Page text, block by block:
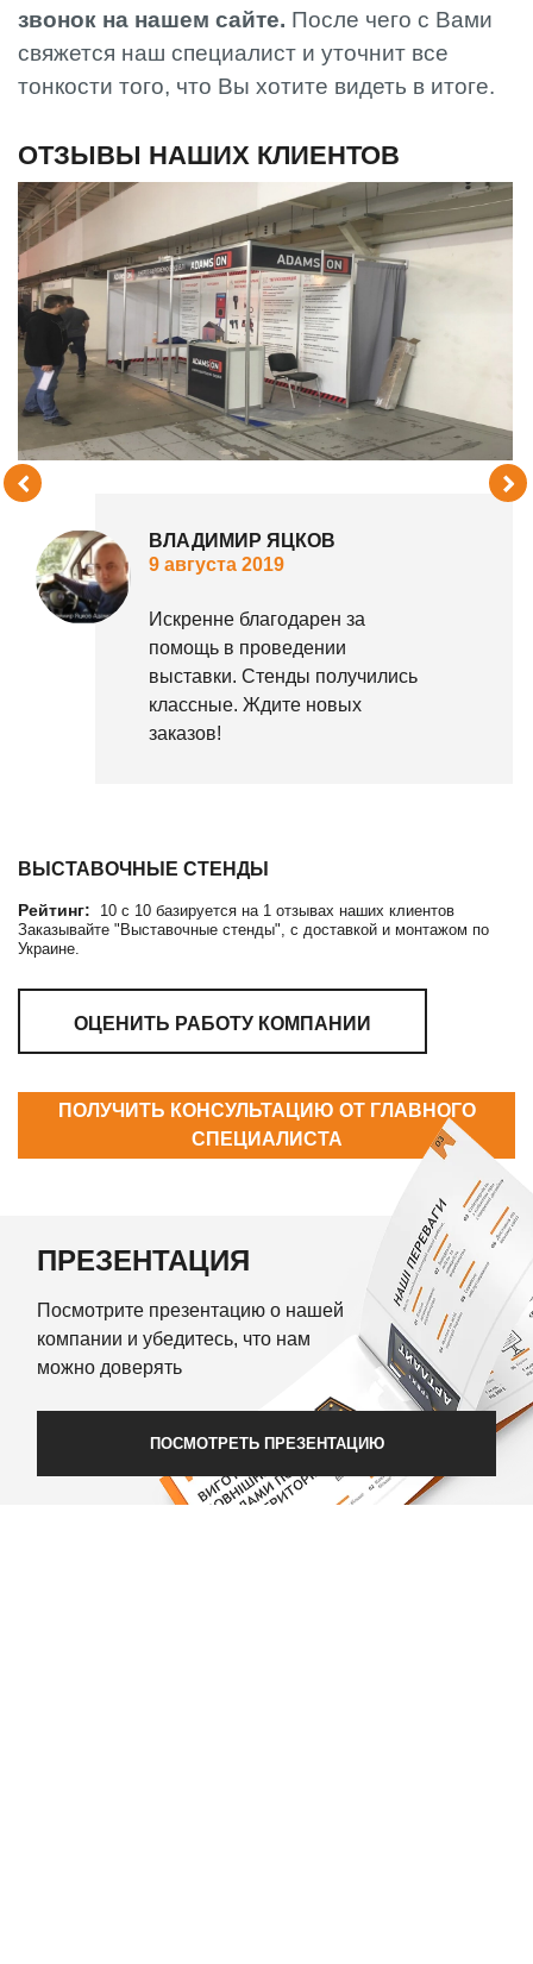
звонок на нашем сайте. После чего с Вами
свяжется наш специалист и уточнит все
тонкости того, что Вы хотите видеть в итоге.
ОТЗЫВЫ НАШИХ КЛИЕНТОВ
ВЛАДИМИР ЯЦКОВ
9 августа 2019
Искренне благодарен за
помощь в проведении
выставки. Стенды получились
классные. Ждите новых
заказов!
ВЫСТАВОЧНЫЕ СТЕНДЫ
Рейтинг: 10 c 10 базируется на 1 отзывах наших клиентов
Заказывайте "Выставочные стенды", с доставкой и монтажом по
Украине.
ОЦЕНИТЬ РАБОТУ КОМПАНИИ
ПОЛУЧИТЬ КОНСУЛЬТАЦИЮ ОТ ГЛАВНОГО
СПЕЦИАЛИСТА
ПРЕЗЕНТАЦИЯ
Посмотрите презентацию о нашей
компании и убедитесь, что нам
можно доверять
ПОСМОТРЕТЬ ПРЕЗЕНТАЦИЮ